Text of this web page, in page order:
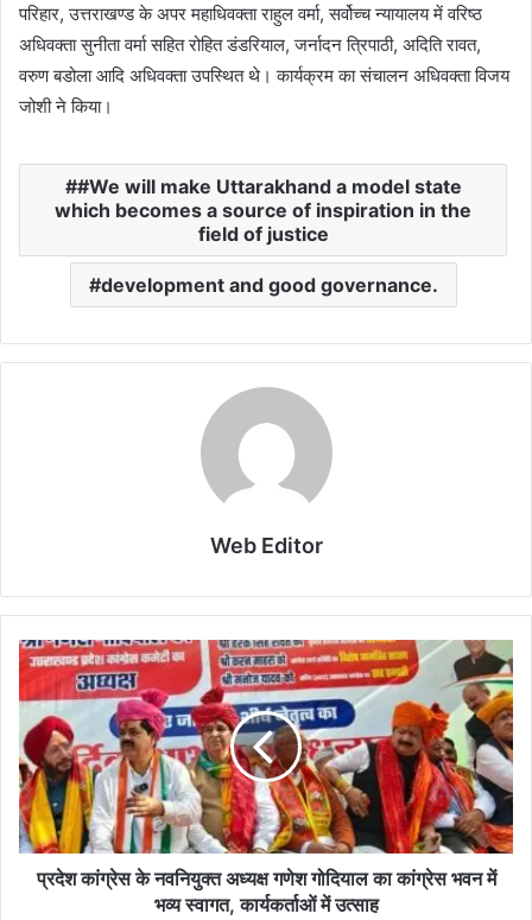
परिहार, उत्तराखण्ड के अपर महाधिवक्ता राहुल वर्मा, सर्वोच्च न्यायालय में वरिष्ठ
अधिवक्ता सुनीता वर्मा सहित रोहित डंडरियाल, जर्नादन त्रिपाठी, अदिति रावत,
वरुण बडोला आदि अधिवक्ता उपस्थित थे। कार्यक्रम का संचालन अधिवक्ता विजय
जोशी ने किया।
#We will make Uttarakhand a model state
which becomes a source of inspiration in the
field of justice
development and good governance.
Web Editor
प्रदेश कांग्रेस के नवनियुक्त अध्यक्ष गणेश गोदियाल का कांग्रेस भवन में
भव्य स्वागत, कार्यकर्ताओं में उत्साह